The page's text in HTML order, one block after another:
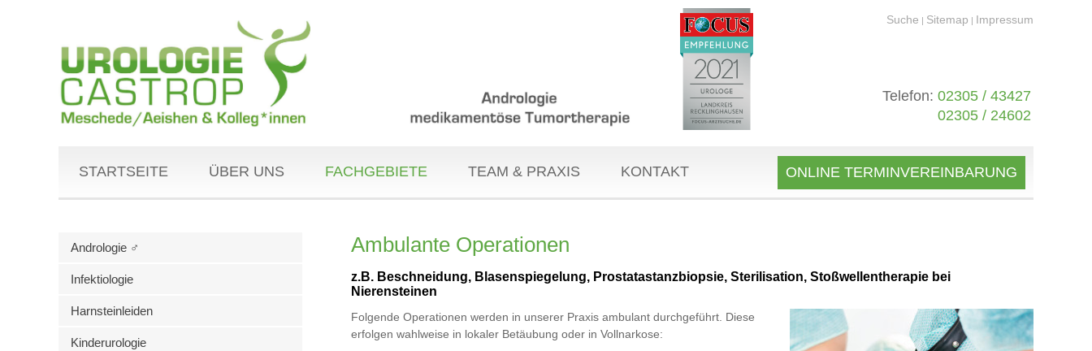
Suche | Sitemap | Impressum
Telefon: 02305 / 43427
02305 / 24602
STARTSEITE ÜBER UNS FACHGEBIETE TEAM & PRAXIS KONTAKT ONLINE TERMINVEREINBARUNG
Andrologie ♂
Infektiologie
Harnsteinleiden
Kinderurologie
Ambulante Operationen
z.B. Beschneidung, Blasenspiegelung, Prostatastanzbiopsie, Sterilisation, Stoßwellentherapie bei
Nierensteinen
Folgende Operationen werden in unserer Praxis ambulant durchgeführt. Diese
erfolgen wahlweise in lokaler Betäubung oder in Vollnarkose: